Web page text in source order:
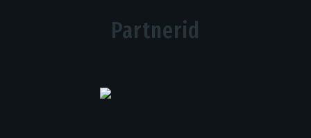
Partnerid